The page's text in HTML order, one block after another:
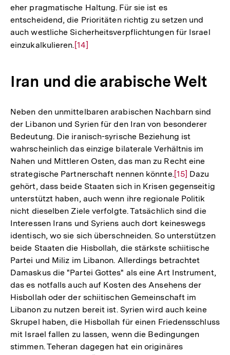
der
Fußnote
eher pragmatische Haltung. Für sie ist es
entscheidend, die Prioritäten richtig zu setzen und
auch westliche Sicherheitsverpflichtungen für Israel
einzukalkulieren. Zur
Fußnote
[14]
Iran und die arabische Welt
Neben den unmittelbaren arabischen Nachbarn sind
der Libanon und Syrien für den Iran von besonderer
Bedeutung. Die iranisch-syrische Beziehung ist
wahrscheinlich das einzige bilaterale Verhältnis im
Nahen und Mittleren Osten, das man zu Recht eine
strategische Partnerschaft nennen könnte.Zur
Auflösung
der
Fußnote
[15] Dazu
gehört, dass beide Staaten sich in Krisen gegenseitig
unterstützt haben, auch wenn ihre regionale Politik
nicht dieselben Ziele verfolgte. Tatsächlich sind die
Interessen Irans und Syriens auch dort keineswegs
identisch, wo sie sich überschneiden. So unterstützen
beide Staaten die Hisbollah, die stärkste schiitische
Partei und Miliz im Libanon. Allerdings betrachtet
Damaskus die "Partei Gottes" als eine Art Instrument,
das es notfalls auch auf Kosten des Ansehens der
Hisbollah oder der schiitischen Gemeinschaft im
Libanon zu nutzen bereit ist. Syrien wird auch keine
Skrupel haben, die Hisbollah für einen Friedensschluss
mit Israel fallen zu lassen, wenn die Bedingungen
stimmen. Teheran dagegen hat ein originäres